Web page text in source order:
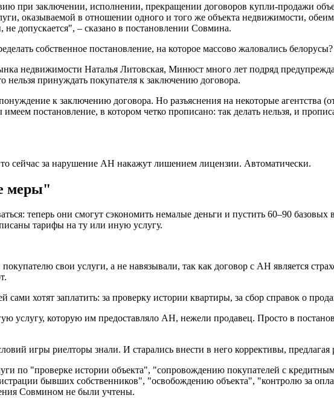
при заключении, исполнении, прекращении договоров купли-продажи
оказываемой в отношении одного и того же объекта недвижимости,
не допускается", – сказано в постановлении Совмина.
собственное постановление, на которое массово жаловались белорусы?
недвижимости Наталья Литовская, Минюст много лет подряд
нельзя принуждать покупателя к заключению договора.
к заключению договора. Но разъяснения на некоторые агентства
постановление, в котором четко прописано: так делать нельзя, и
сейчас за нарушение АН накажут лишением лицензии. Автоматически.
меры"
теперь они смогут сэкономить немалые деньги и пустить 60–90
тарифы на ту или иную услугу.
свои услуги, а не навязывали, так как договор с АН является
сами хотят заплатить: за проверку истории квартиры, за сбор справок о
услугу, которую им предоставляло АН, нежели продавец. Просто в
игры риелторы знали. И старались внести в него коррективы, предлагая
по "проверке истории объекта", "сопровождению покупателей с
бывших собственников", "освобождению объекта", "контролю за
Совмином не были учтены.